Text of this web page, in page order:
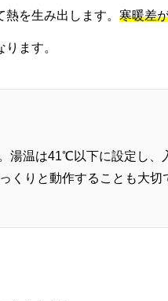
を生み出します。 寒暖差
ます。
湯温は41℃以下に設定し、
くりと動作することも大切